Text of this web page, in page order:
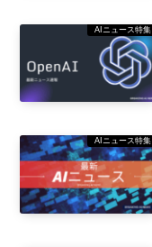
AIニュース特集
AIニュース特集